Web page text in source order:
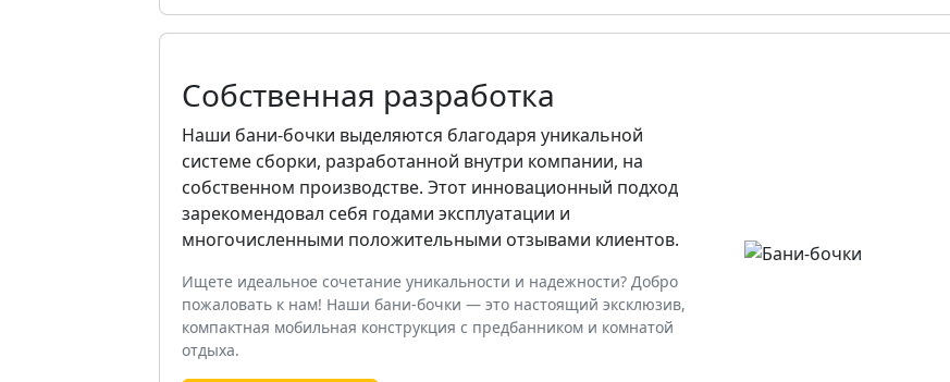
Собственная разработка
Наши бани-бочки выделяются благодаря уникальной
системе сборки, разработанной внутри компании, на
собственном производстве. Этот инновационный подход
зарекомендовал себя годами эксплуатации и
многочисленными положительными отзывами клиентов.
Ищете идеальное сочетание уникальности и надежности? Добро
пожаловать к нам! Наши бани-бочки — это настоящий эксклюзив,
компактная мобильная конструкция с предбанником и комнатой
отдыха.